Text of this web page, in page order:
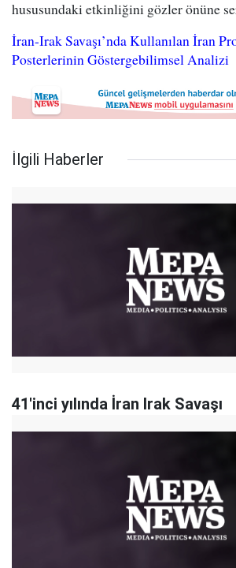
hususundaki etkinliğini gözler önüne
İran-Irak Savaşı’nda Kullanılan İran
Posterlerinin Göstergebilimsel Analizi
İlgili Haberler
41'inci yılında İran Irak Savaşı